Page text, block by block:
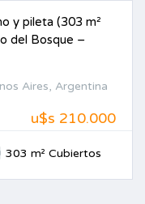
y pileta (303 m²
del Bosque –
Aires, Argentina
u$s 210.000
303 m² Cubiertos